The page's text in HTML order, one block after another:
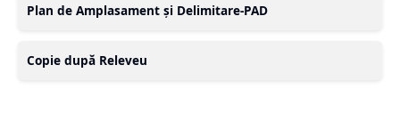
Plan de Amplasament și Delimitare-PAD
Copie după Releveu